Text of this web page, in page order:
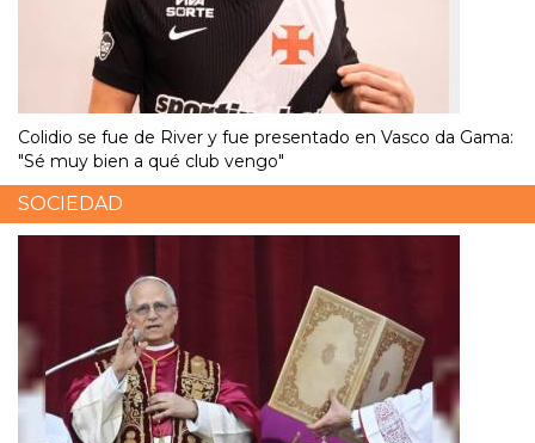
Colidio se fue de River y fue presentado en Vasco da Gama:
"Sé muy bien a qué club vengo"
SOCIEDAD